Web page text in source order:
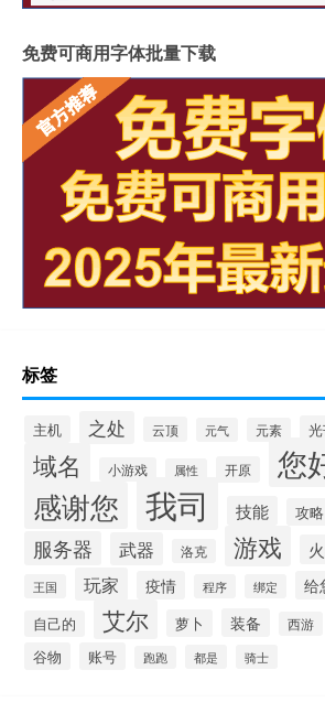
免费可商用字体批量下载
标签
主机 之处 云顶 元气 元素
域名 小游戏 属性 开原 您
感谢您 我司 技能 攻略
服务器 武器 洛克 游戏
王国 玩家 疫情 程序 绑定 给
自己的 艾尔 萝卜 装备 西游
谷物 账号 跑跑 都是 骑士